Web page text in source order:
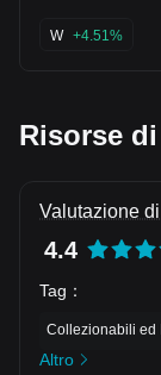
W +4.51%
Risorse
Valutazione
4.4
Tag ：
Collezionabili ed
Altro